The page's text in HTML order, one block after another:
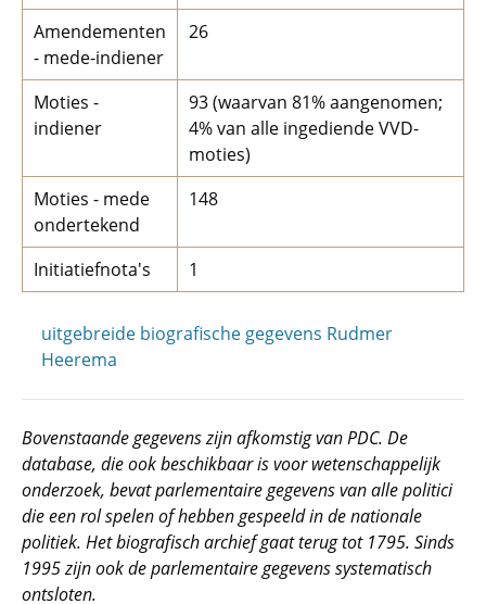
Amendementen
- mede-indiener
26
Moties -
indiener
93 (waarvan 81% aangenomen;
4% van alle ingediende VVD-
moties)
Moties - mede
ondertekend
148
Initiatiefnota's 1
uitgebreide biografische gegevens Rudmer
Heerema
Bovenstaande gegevens zijn afkomstig van PDC. De
database, die ook beschikbaar is voor wetenschappelijk
onderzoek, bevat parlementaire gegevens van alle politici
die een rol spelen of hebben gespeeld in de nationale
politiek. Het biografisch archief gaat terug tot 1795. Sinds
1995 zijn ook de parlementaire gegevens systematisch
ontsloten.